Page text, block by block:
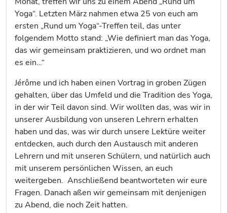
Yoga“. Letzten März nahmen etwa 25 von euch am
ersten „Rund um Yoga“-Treffen teil, das unter
folgendem Motto stand: „Wie definiert man das Yoga,
das wir gemeinsam praktizieren, und wo ordnet man
es ein…“
Jérôme und ich haben einen Vortrag in groben Zügen
gehalten, über das Umfeld und die Tradition des Yoga,
in der wir Teil davon sind. Wir wollten das, was wir in
unserer Ausbildung von unseren Lehrern erhalten
haben und das, was wir durch unsere Lektüre weiter
entdecken, auch durch den Austausch mit anderen
Lehrern und mit unseren Schülern, und natürlich auch
mit unserem persönlichen Wissen, an euch
weitergeben. Anschließend beantworteten wir eure
Fragen. Danach aßen wir gemeinsam mit denjenigen
zu Abend, die noch Zeit hatten.